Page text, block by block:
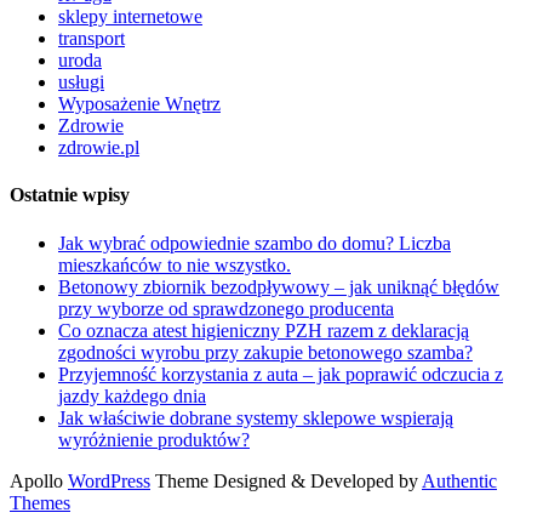
sklepy internetowe
transport
uroda
usługi
Wyposażenie Wnętrz
Zdrowie
zdrowie.pl
Ostatnie wpisy
Jak wybrać odpowiednie szambo do domu? Liczba
mieszkańców to nie wszystko.
Betonowy zbiornik bezodpływowy – jak uniknąć błędów
przy wyborze od sprawdzonego producenta
Co oznacza atest higieniczny PZH razem z deklaracją
zgodności wyrobu przy zakupie betonowego szamba?
Przyjemność korzystania z auta – jak poprawić odczucia z
jazdy każdego dnia
Jak właściwie dobrane systemy sklepowe wspierają
wyróżnienie produktów?
Apollo WordPress Theme Designed & Developed by Authentic
Themes